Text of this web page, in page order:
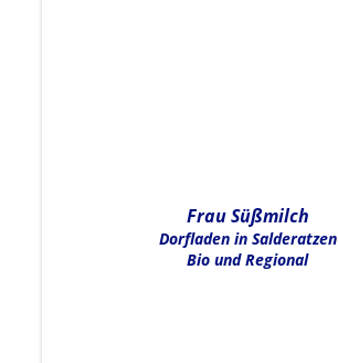
Frau Süßmilch
Dorfladen in Salderatzen
Bio und Regional